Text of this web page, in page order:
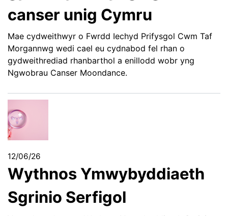
canser unig Cymru
Mae cydweithwyr o Fwrdd Iechyd Prifysgol Cwm Taf
Morgannwg wedi cael eu cydnabod fel rhan o
gydweithrediad rhanbarthol a enillodd wobr yng
Ngwobrau Canser Moondance.
12/06/26
Wythnos Ymwybyddiaeth
Sgrinio Serfigol